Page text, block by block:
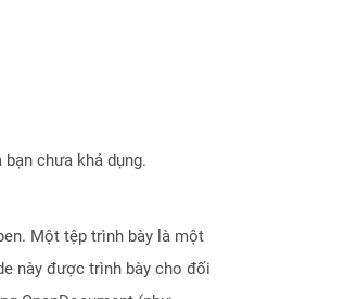
chưa khả dụng.
Một tệp trình bày là một
này được trình bày cho đối